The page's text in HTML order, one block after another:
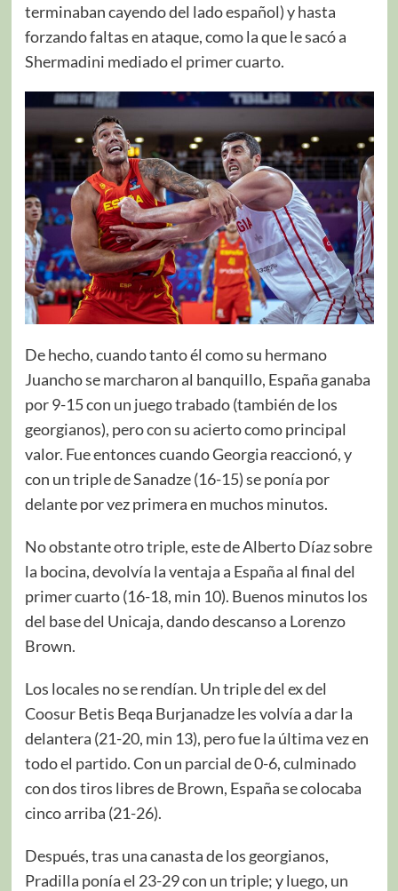
terminaban cayendo del lado español) y hasta
forzando faltas en ataque, como la que le sacó a
Shermadini mediado el primer cuarto.
De hecho, cuando tanto él como su hermano
Juancho se marcharon al banquillo, España ganaba
por 9-15 con un juego trabado (también de los
georgianos), pero con su acierto como principal
valor. Fue entonces cuando Georgia reaccionó, y
con un triple de Sanadze (16-15) se ponía por
delante por vez primera en muchos minutos.
No obstante otro triple, este de Alberto Díaz sobre
la bocina, devolvía la ventaja a España al final del
primer cuarto (16-18, min 10). Buenos minutos los
del base del Unicaja, dando descanso a Lorenzo
Brown.
Los locales no se rendían. Un triple del ex del
Coosur Betis Beqa Burjanadze les volvía a dar la
delantera (21-20, min 13), pero fue la última vez en
todo el partido. Con un parcial de 0-6, culminado
con dos tiros libres de Brown, España se colocaba
cinco arriba (21-26).
Después, tras una canasta de los georgianos,
Pradilla ponía el 23-29 con un triple; y luego, un